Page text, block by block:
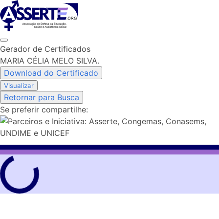
Skip
to
content
Gerador de Certificados
MARIA CÉLIA MELO SILVA.
Download do Certificado
Visualizar
Retornar para Busca
Se preferir compartilhe: